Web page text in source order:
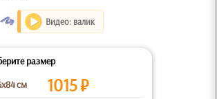
O Видео: валик
размер
см
1015₽